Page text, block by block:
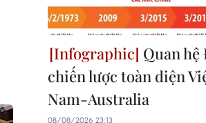
Quan
chiến lược toàn diện
Nam-Australia
08/08/2026 23:13